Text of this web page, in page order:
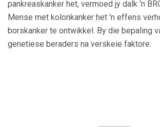
pankreaskanker het, vermoed jy dalk 'n
Mense met kolonkanker het 'n effens
borskanker te ontwikkel. By die bepaling
genetiese beraders na verskeie faktore: